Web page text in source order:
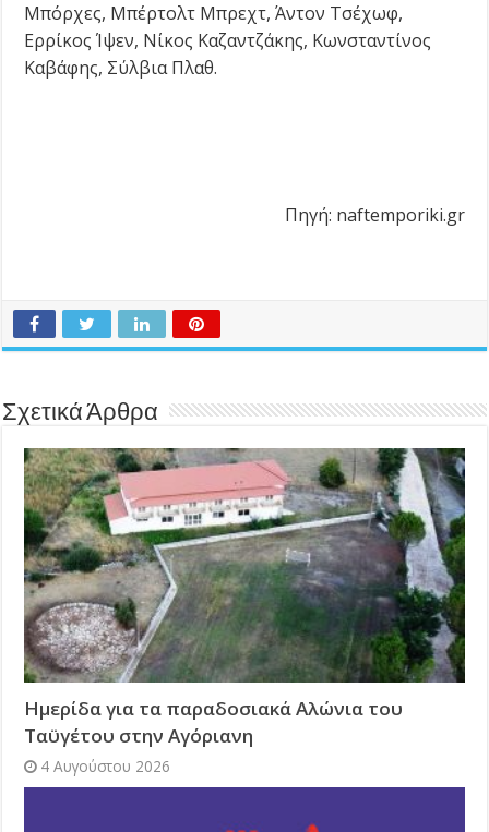
Μπόρχες, Μπέρτολτ Μπρεχτ, Άντον Τσέχωφ,
Ερρίκος Ίψεν, Νίκος Καζαντζάκης, Κωνσταντίνος
Καβάφης, Σύλβια Πλαθ.
Πηγή: naftemporiki.gr
Σχετικά Άρθρα
Ημερίδα για τα παραδοσιακά Αλώνια του
Ταϋγέτου στην Αγόριανη
4 Αυγούστου 2026